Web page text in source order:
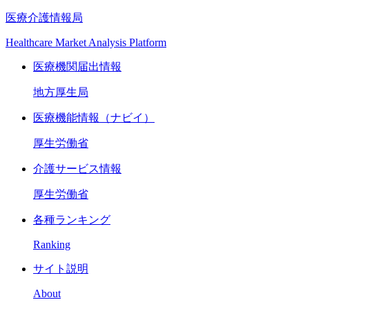
医療介護情報局
Healthcare Market Analysis Platform
医療機関届出情報
地方厚生局
医療機能情報（ナビイ）
厚生労働省
介護サービス情報
厚生労働省
各種ランキング
Ranking
サイト説明
About